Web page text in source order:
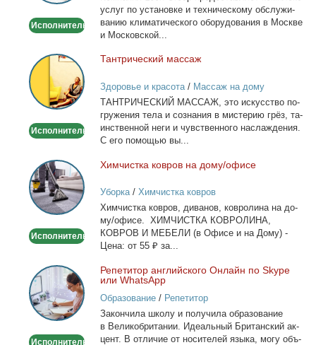
Исполнитель
услуг по уста­нов­ке и тех­ни­че­ско­му об­слу­жи­
ва­нию кли­ма­ти­че­ско­го обо­ру­до­ва­ния в Москве
и Мос­ков­ской...
Тантрический
массаж
Исполнитель
Тан­три­че­ский мас­саж
Здоровье и красота/ Массаж на дому
ТАНТРИЧЕСКИЙ МАССАЖ, это ис­кус­ство по­
гру­же­ния те­ла и со­зна­ния в ми­сте­рию грёз, та­
ин­ствен­ной неги и чув­ствен­но­го на­сла­жде­ния.
С его по­мо­щью вы...
Химчистка
ковров
на
дому/
Исполнитель
Хим­чист­ка ков­ров на до­му/офи­се
Уборка/ Химчистка ковров
Хим­чист­ка ков­ров, ди­ва­нов, ков­ро­ли­на на до­
му/офи­се. ХИМЧИСТКА КОВРОЛИНА,
КОВРОВ И МЕБЕЛИ (в Офи­се и на До­му) -
Це­на: от 55 ₽ за...
Репетитор
английского
Онлайн
по
Исполнитель
Ре­пе­ти­тор ан­глий­ско­го Он­лайн по Skype
или WhatsApp
Образование/ Репетитор
За­кон­чи­ла шко­лу и по­лу­чи­ла об­ра­зо­ва­ние
в Ве­ли­ко­бри­та­нии. Иде­аль­ный Бри­тан­ский ак­
цент. В от­ли­чие от но­си­те­лей язы­ка, мо­гу объ­